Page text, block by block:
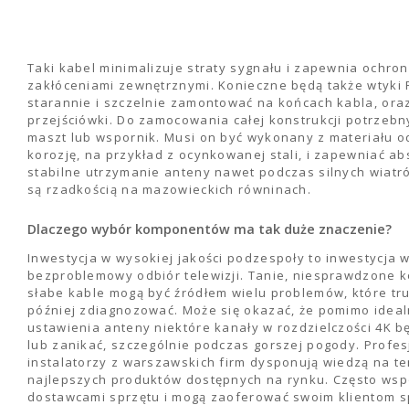
Taki kabel minimalizuje straty sygnału i zapewnia
zakłóceniami zewnętrznymi. Konieczne będą także wtyki
starannie i szczelnie zamontować na końcach kabla,
przejściówki. Do zamocowania całej konstrukcji
maszt lub wspornik. Musi on być wykonany z materiału
korozję, na przykład z ocynkowanej stali, i zapewniać
stabilne utrzymanie anteny nawet podczas silnych
są rzadkością na mazowieckich równinach.
Dlaczego wybór komponentów ma tak duże znaczenie?
Inwestycja w wysokiej jakości podzespoły to inwestycja
bezproblemowy odbiór telewizji. Tanie, niesprawdzone
słabe kable mogą być źródłem wielu problemów, które
później zdiagnozować. Może się okazać, że pomimo
ustawienia anteny niektóre kanały w rozdzielczości 4K
lub zanikać, szczególnie podczas gorszej pogody.
instalatorzy z warszawskich firm dysponują wiedzą na
najlepszych produktów dostępnych na rynku. Często
dostawcami sprzętu i mogą zaoferować swoim klientom